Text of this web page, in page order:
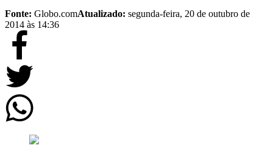
Fonte: Globo.comAtualizado: segunda-feira, 20 de outubro de
2014 às 14:36